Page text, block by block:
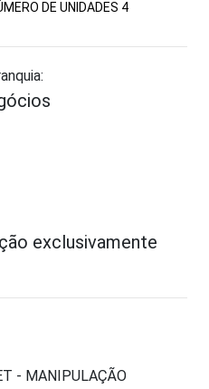
DE UNIDADES 4
exclusivamente
- MANIPULAÇÃO